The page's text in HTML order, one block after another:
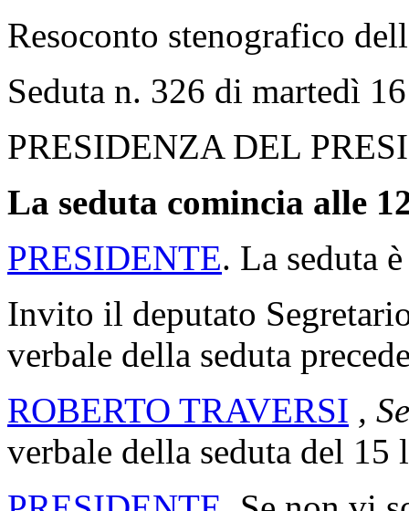
XIX LEGISLATURA
Resoconto stenografico
Seduta n. 326 di martedì
PRESIDENZA DEL
La seduta comincia alle
PRESIDENTE. La seduta
Invito il deputato
verbale della seduta
ROBERTO TRAVERSI
,